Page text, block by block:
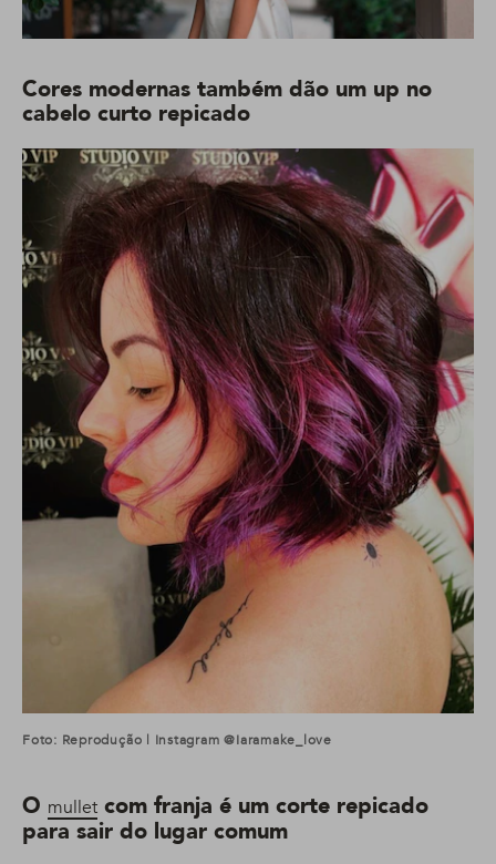
Cores modernas também dão um up no
cabelo curto repicado
Foto: Reprodução | Instagram @iaramake_love
O mullet com franja é um corte repicado
para sair do lugar comum